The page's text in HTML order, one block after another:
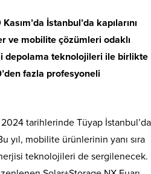
İstanbul’da kapılarını
ve mobilite çözümleri odaklı
depolama teknolojileri ile birlikte
fazla profesyoneli
tarihlerinde Tüyap İstanbul’da
yıl, mobilite ürünlerinin yanı sıra
teknolojileri de sergilenecek.